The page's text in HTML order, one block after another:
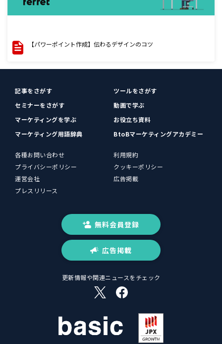
【パワーポイント作成】伝わるデザインのコツ
記事をさがす
ツールをさがす
セミナーをさがす
動画で学ぶ
マーケティングを学ぶ
お役立ち資料
マーケティング用語辞典
BtoBマーケティングアカデミー
各種お問い合わせ
利用規約
プライバシーポリシー
クッキーポリシー
運営会社
広告掲載
プレスリリース
無料会員登録
広告掲載
更新情報や関連ニュースをチェック